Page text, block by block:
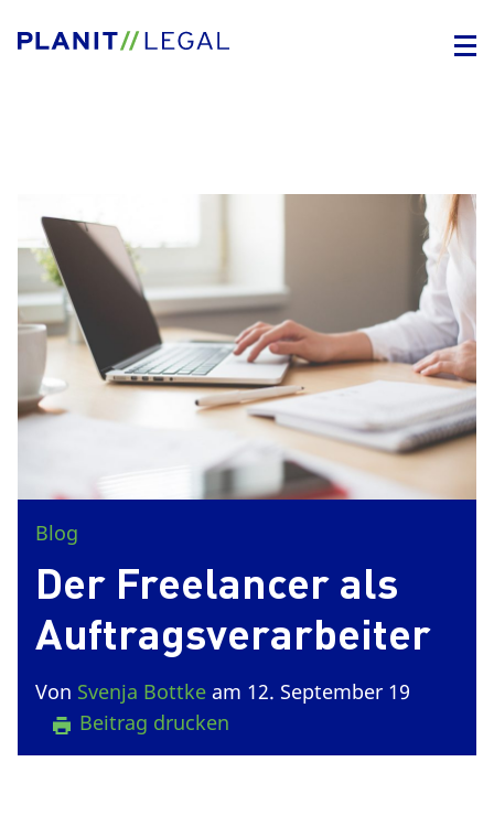
Blog
Der Freelancer als
Auftragsverarbeiter
Von Svenja Bottke am 12. September 19
Beitrag drucken